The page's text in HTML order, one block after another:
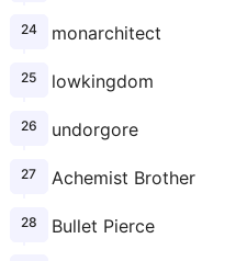
monarchitect
lowkingdom
undorgore
Achemist Brother
Bullet Pierce